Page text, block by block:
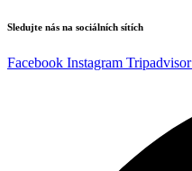
Sledujte nás na sociálních sítích
Facebook Instagram Tripadvisor